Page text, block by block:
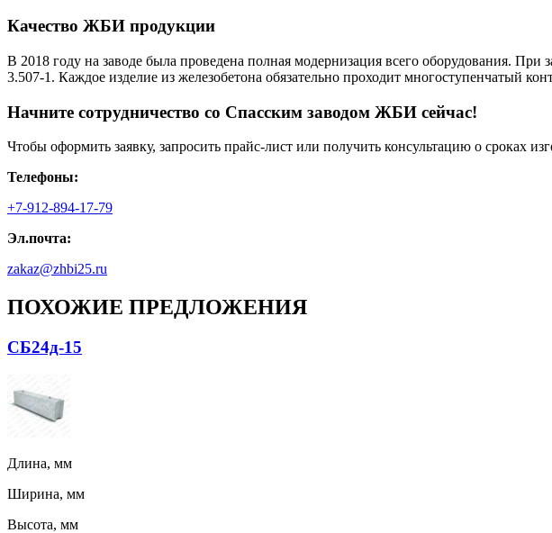
Качество ЖБИ продукции
В 2018 году на заводе была проведена полная модернизация всего оборудования.
3.507-1. Каждое изделие из железобетона обязательно проходит многоступенчатый
Начните сотрудничество со Cпасским заводом ЖБИ сейчас!
Чтобы оформить заявку, запросить прайс-лист или получить консультацию о сроках
Телефоны:
+7-912-894-17-79
Эл.почта:
zakaz@zhbi25.ru
ПОХОЖИЕ ПРЕДЛОЖЕНИЯ
СБ24д-15
Длина, мм
Ширина, мм
Высота, мм